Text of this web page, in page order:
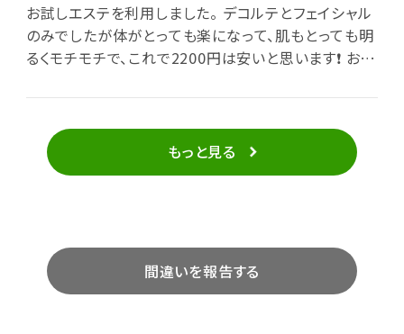
お試しエステを利用しました。 デコルテとフェイシャル
のみでしたが体がとっても楽になって、肌もとっても明
るくモチモチで、これで2200円は安いと思います❗ お店
でしばらく続けてみます
もっと見る
間違いを報告する